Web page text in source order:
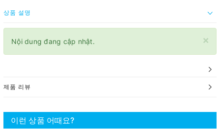
상품 설명
×
Nội dung đang cập nhật.
제품 리뷰
이런 상품 어때요?